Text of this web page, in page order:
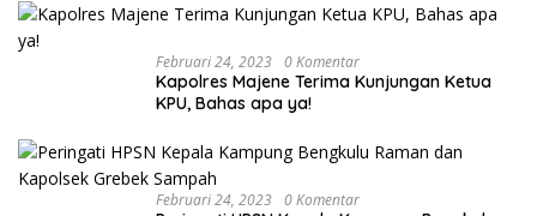
Februari 24, 2023 0 Komentar
Kapolres Majene Terima Kunjungan Ketua
KPU, Bahas apa ya!
Februari 24, 2023 0 Komentar